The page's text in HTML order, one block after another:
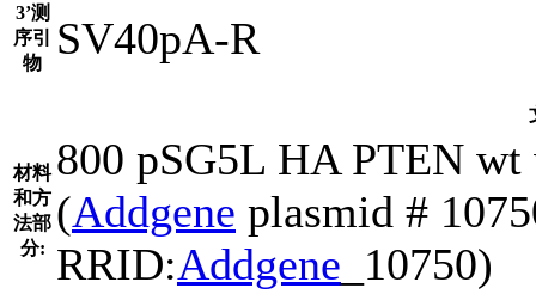
3’测
序引
物
SV40pA-R
材料
和方
法部
分:
800 pSG5L HA PTEN
(Addgene plasmid #
RRID:Addgene _10750)